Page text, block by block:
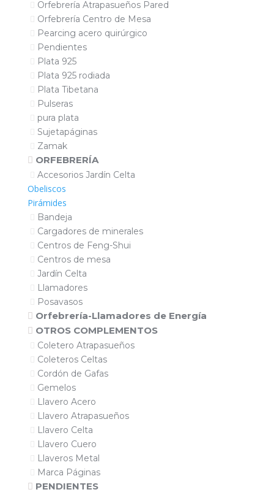
Orfebrería Atrapasueños Pared
Orfebrería Centro de Mesa
Pearcing acero quirúrgico
Pendientes
Plata 925
Plata 925 rodiada
Plata Tibetana
Pulseras
pura plata
Sujetapáginas
Zamak
ORFEBRERÍA
Accesorios Jardín Celta
Obeliscos
Pirámides
Bandeja
Cargadores de minerales
Centros de Feng-Shui
Centros de mesa
Jardín Celta
Llamadores
Posavasos
Orfebrería-Llamadores de Energía
OTROS COMPLEMENTOS
Coletero Atrapasueños
Coleteros Celtas
Cordón de Gafas
Gemelos
Llavero Acero
Llavero Atrapasueños
Llavero Celta
Llavero Cuero
Llaveros Metal
Marca Páginas
PENDIENTES